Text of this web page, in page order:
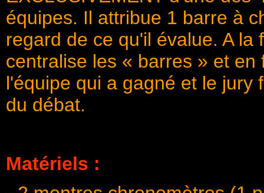
équipes. Il attribue 1 barre à
regard de ce qu'il évalue. A
centralise les « barres » et
l'équipe qui a gagné et le jury
du débat.
Matériels :